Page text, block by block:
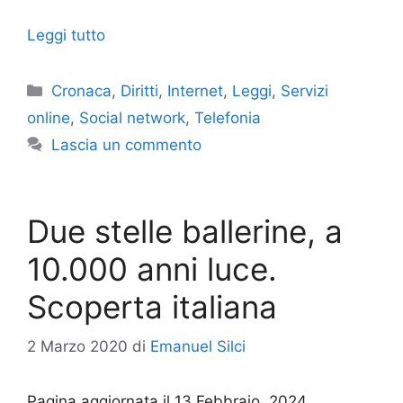
Leggi tutto
Categorie
Cronaca, Diritti, Internet, Leggi, Servizi
online, Social network, Telefonia
Lascia un commento
Due stelle ballerine, a
10.000 anni luce.
Scoperta italiana
2 Marzo 2020 di Emanuel Silci